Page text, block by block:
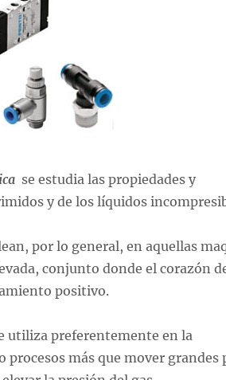
se estudia las propiedades y
y de los líquidos
por lo general, en aquellas
conjunto donde el corazón
positivo.
utiliza preferentemente en la
más que mover grandes